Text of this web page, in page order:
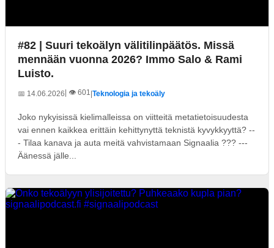
#82 | Suuri tekoälyn välitilinpäätös. Missä
mennään vuonna 2026? Immo Salo & Rami
Luisto.
📅 14.06.2026 | 👁️ 601|Teknologia ja tekoäly
Joko nykyisissä kielimalleissa on viitteitä metatietoisuudesta
vai ennen kaikkea erittäin kehittynyttä teknistä kyvykkyyttä? --
- Tilaa kanava ja auta meitä vahvistamaan Signaalia ??? ---
Äänessä jälle...